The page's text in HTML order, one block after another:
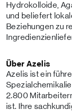
Hydrokolloide,
und beliefert
Beziehungen zu
Über Azelis
Azelis ist ein
2.800
ist. Ihre